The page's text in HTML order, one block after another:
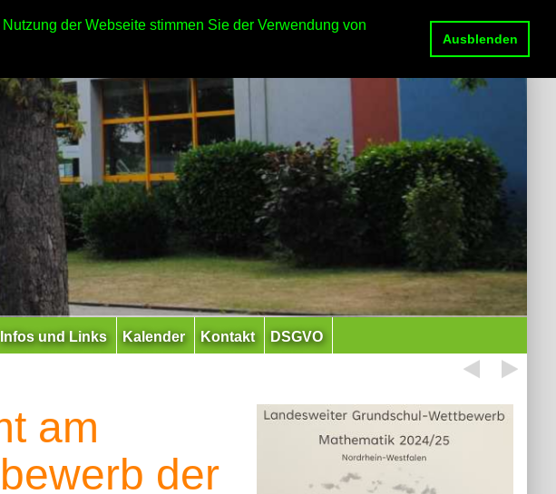
der Webseite stimmen Sie der Verwendung von
Ausblenden
Infos und Links Kalender Kontakt DSGVO
am
der